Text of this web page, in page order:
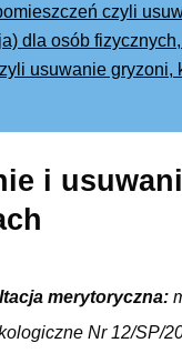
czyli
dla osób
usuwanie gryzoni,
i
merytoryczna:
Nr 12/SP/